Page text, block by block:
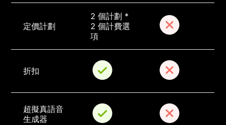
定價計劃
2 個計劃 *
2 個計費選
項
折扣
超擬真語音
生成器